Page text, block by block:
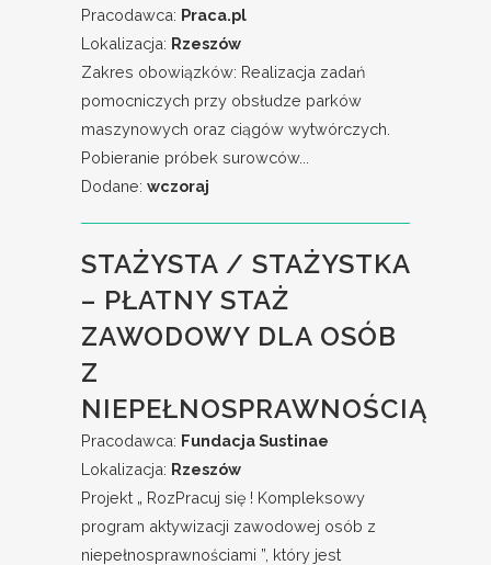
Pracodawca: Praca.pl
Lokalizacja: Rzeszów
Zakres obowiązków: Realizacja zadań
pomocniczych przy obsłudze parków
maszynowych oraz ciągów wytwórczych.
Pobieranie próbek surowców...
Dodane: wczoraj
STAŻYSTA / STAŻYSTKA
– PŁATNY STAŻ
ZAWODOWY DLA OSÓB
Z
NIEPEŁNOSPRAWNOŚCIĄ
Pracodawca: Fundacja Sustinae
Lokalizacja: Rzeszów
Projekt „ RozPracuj się ! Kompleksowy
program aktywizacji zawodowej osób z
niepełnosprawnościami ”, który jest